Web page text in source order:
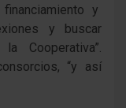
y
y buscar
Cooperativa”.
“y así